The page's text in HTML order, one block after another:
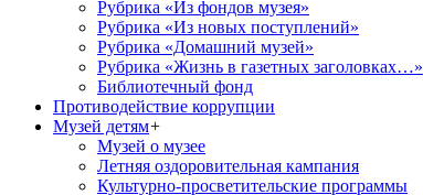
Рубрика «Из фондов музея»
Рубрика «Из новых поступлений»
Рубрика «Домашний музей»
Рубрика «Жизнь в газетных заголовках…»
Библиотечный фонд
Противодействие коррупции
Музей детям+
Музей о музее
Летняя оздоровительная кампания
Культурно-просветительские программы